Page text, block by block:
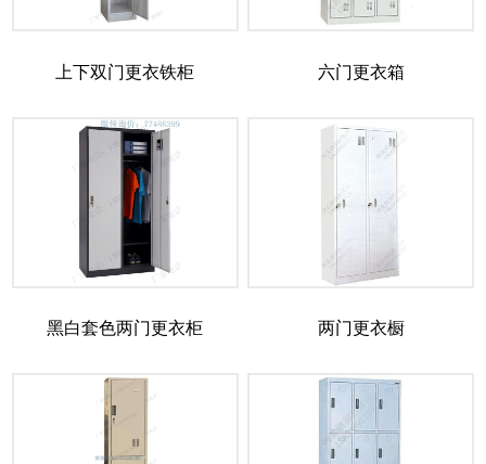
上下双门更衣铁柜 六门更衣箱
黑白套色两门更衣柜 两门更衣橱